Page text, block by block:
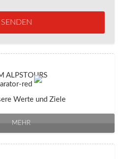
SENDEN
ALPSTOURS
Werte und Ziele
MEHR